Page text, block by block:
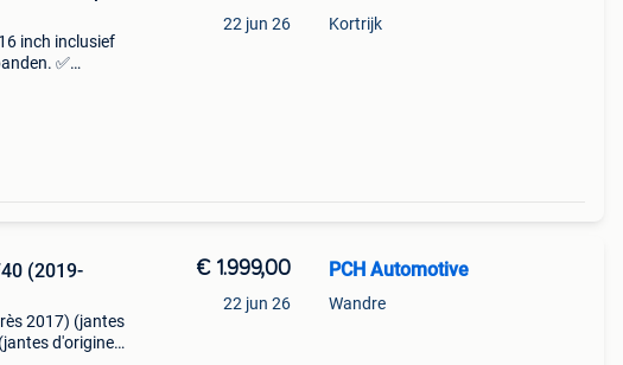
inch inclusief
✅
22 jun 26 Kortrijk
(2019-
2017) (jantes
d'origine
€ 1.999,00
22 jun 26
PCH Automotive
Wandre